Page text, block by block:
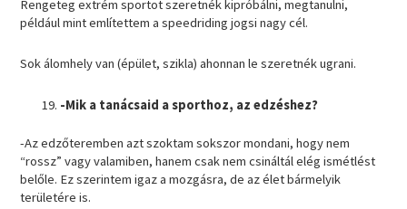
Rengeteg extrém sportot szeretnék kipróbálni, megtanulni,
például mint említettem a speedriding jogsi nagy cél.
Sok álomhely van (épület, szikla) ahonnan le szeretnék ugrani.
-Mik a tanácsaid a sporthoz, az edzéshez?
-Az edzőteremben azt szoktam sokszor mondani, hogy nem
“rossz” vagy valamiben, hanem csak nem csináltál elég ismétlést
belőle. Ez szerintem igaz a mozgásra, de az élet bármelyik
területére is.